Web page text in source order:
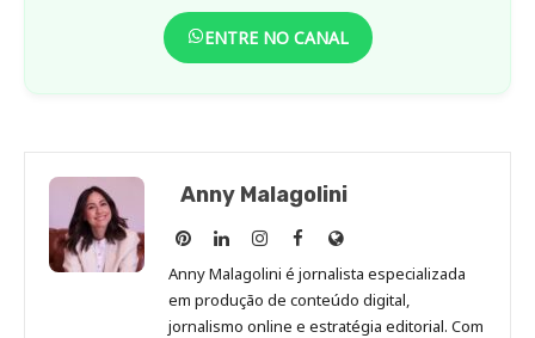
ENTRE NO CANAL
Anny Malagolini
Anny
Malagolini
no
Pinterest
Anny
Malagolini
no
LinkedIn
Anny
Malagolini
no
Instagram
Anny
Malagolini
no
Facebook
Site
de
Anny
Malagolini
Anny Malagolini é jornalista especializada
em produção de conteúdo digital,
jornalismo online e estratégia editorial. Com